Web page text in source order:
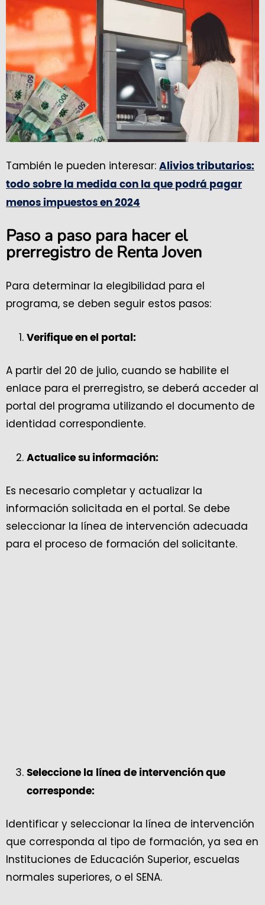
También le pueden interesar: Alivios tributarios:
todo sobre la medida con la que podrá pagar
menos impuestos en 2024
Paso a paso para hacer el
prerregistro de Renta Joven
Para determinar la elegibilidad para el
programa, se deben seguir estos pasos:
Verifique en el portal:
A partir del 20 de julio, cuando se habilite el
enlace para el prerregistro, se deberá acceder al
portal del programa utilizando el documento de
identidad correspondiente.
Actualice su información:
Es necesario completar y actualizar la
información solicitada en el portal. Se debe
seleccionar la línea de intervención adecuada
para el proceso de formación del solicitante.
Seleccione la línea de intervención que
corresponde:
Identificar y seleccionar la línea de intervención
que corresponda al tipo de formación, ya sea en
Instituciones de Educación Superior, escuelas
normales superiores, o el SENA.